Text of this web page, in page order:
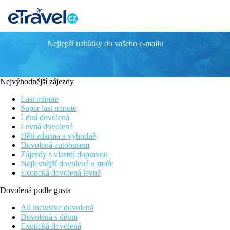
Cavo Marelia ex. Argo
Přímo u krásných pláží v zátoce Amoopi
Hotel po rekonstrukci 2025
Wi-Fi v prostoru recepce (zdarma)
Nový Infinity bazén
Poloha
Příjemný hotel v menším turistickém středisku cca 7 km od
Vybavení
Hotelový komplex v rozlehlé zahradě, hlavní budova a tři
Pokoje
Dvoulůžkový pokoj, Výhled moře:
Ostatní typy pokojů
Nejlepší nabídky do vašeho e-mailu
Nejvýhodnější zájezdy
Last minute
Super last minute
Letní dovolená
Levná dovolená
Děti zdarma a výhodně
Dovolená autobusem
Zájezdy s vlastní dopravou
Nejlevnější dovolená u moře
Exotická dovolená levně
Dovolená podle gusta
All inclusive dovolená
Dovolená s dětmi
Exotická dovolená